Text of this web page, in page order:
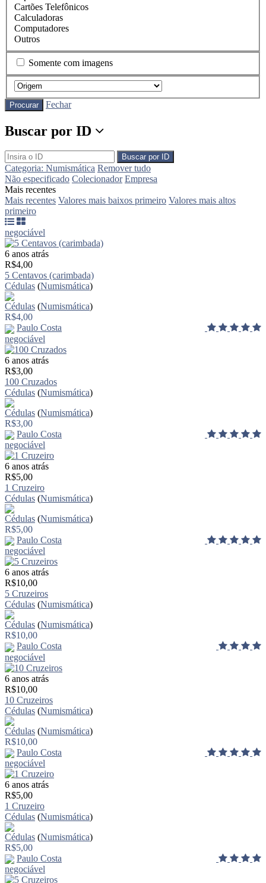
Cartões Telefônicos
Calculadoras
Computadores
Outros
Somente com imagens
Procurar Fechar
Buscar por ID
Buscar por ID
Categoria: Numismática Remover tudo
Não especificado Colecionador Empresa
Mais recentes
Mais recentes Valores mais baixos primeiro Valores mais altos
primeiro
negociável
6 anos atrás
R$4,00
5 Centavos (carimbada)
Cédulas (Numismática)
Cédulas (Numismática)
R$4,00
Paulo Costa
negociável
6 anos atrás
R$3,00
100 Cruzados
Cédulas (Numismática)
Cédulas (Numismática)
R$3,00
Paulo Costa
negociável
6 anos atrás
R$5,00
1 Cruzeiro
Cédulas (Numismática)
Cédulas (Numismática)
R$5,00
Paulo Costa
negociável
6 anos atrás
R$10,00
5 Cruzeiros
Cédulas (Numismática)
Cédulas (Numismática)
R$10,00
Paulo Costa
negociável
6 anos atrás
R$10,00
10 Cruzeiros
Cédulas (Numismática)
Cédulas (Numismática)
R$10,00
Paulo Costa
negociável
6 anos atrás
R$5,00
1 Cruzeiro
Cédulas (Numismática)
Cédulas (Numismática)
R$5,00
Paulo Costa
negociável